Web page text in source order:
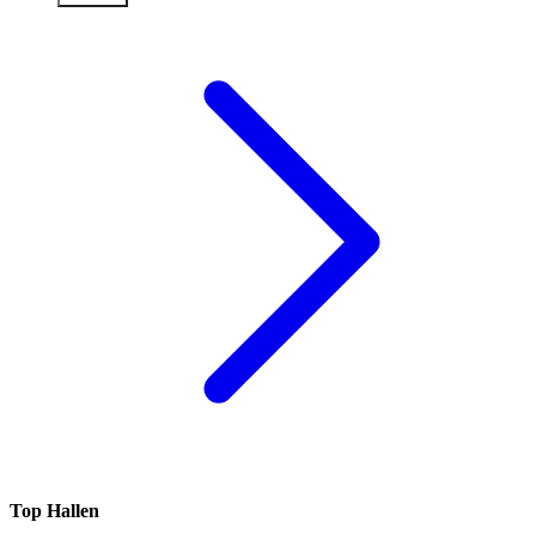
Top Hallen